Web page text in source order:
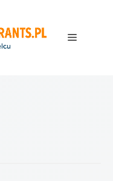
Menu